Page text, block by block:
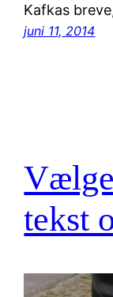
Kafkas
juni 11, 2014
tekst